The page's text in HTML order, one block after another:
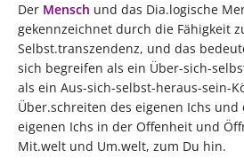
Der Mensch und das Dia.logische
gekennzeichnet durch die Fähigkeit
Selbst.transzendenz, und das
sich begreifen als ein Über-sich-
als ein Aus-sich-selbst-heraus-sein-
Über.schreiten des eigenen Ichs und
eigenen Ichs in der Offenheit und
Mit.welt und Um.welt, zum Du hin.